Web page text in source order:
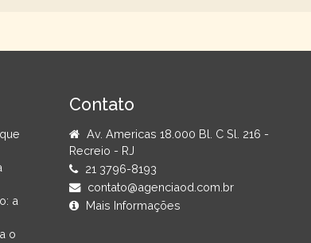
a
o
Contato
Av. Americas 18.000 Bl. C Sl. 216 -
Recreio - RJ
21 3796-8193
contato@agenciaod.com.br
Mais Informações